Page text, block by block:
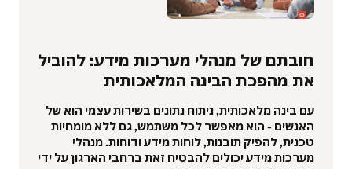
חובתם של מנהלי מערכות מידע: להוביל
את מהפכת הבינה המלאכותית
עם בינה מלאכותית, ניתוח נתונים בשירות עצמי הוא של
האנשים - הוא מאפשר לכל משתמש, גם ללא מומחיות
טכנית, להפיק תובנות, לוחות מידע ודוחות. מנהלי
מערכות מידע יכולים להבטיח זאת ברחבי הארגון על ידי